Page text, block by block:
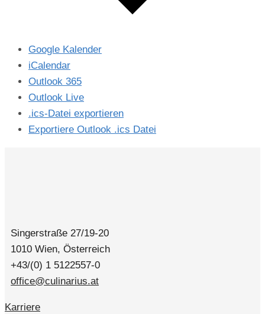
Google Kalender
iCalendar
Outlook 365
Outlook Live
.ics-Datei exportieren
Exportiere Outlook .ics Datei
Singerstraße 27/19-20
1010 Wien, Österreich
+43/(0) 1 5122557-0
office@culinarius.at
Karriere